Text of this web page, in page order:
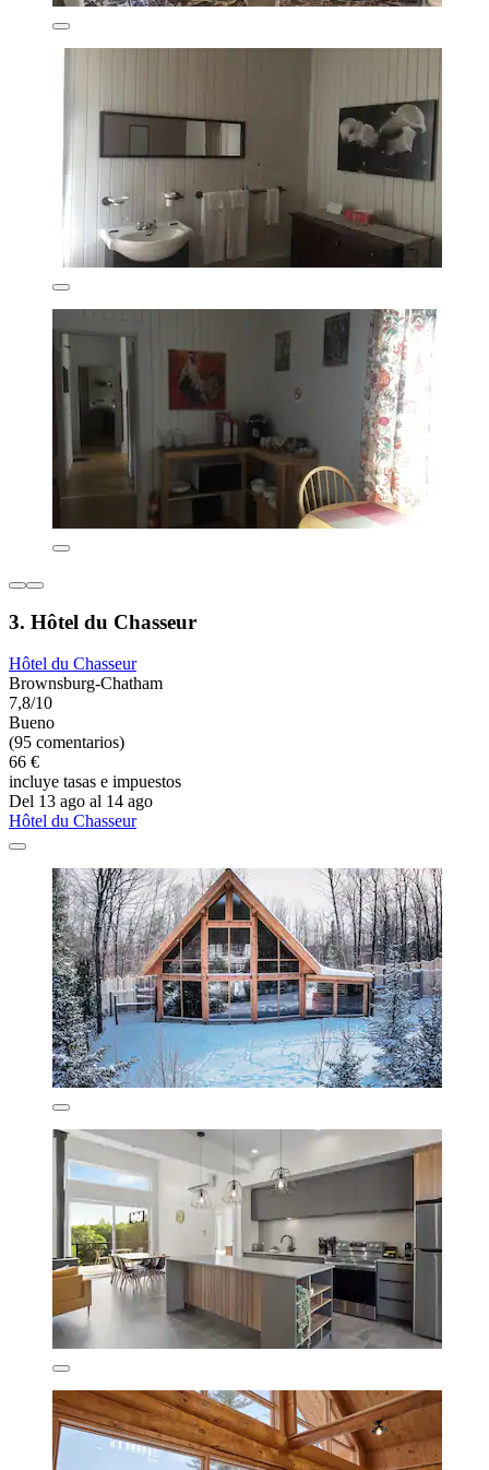
3. Hôtel du Chasseur
Hôtel du Chasseur
Brownsburg-Chatham
7,8/10
Bueno
(95 comentarios)
66 €
incluye tasas e impuestos
Del 13 ago al 14 ago
Hôtel du Chasseur